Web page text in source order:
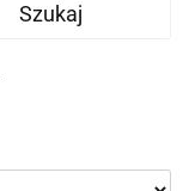
Szukaj